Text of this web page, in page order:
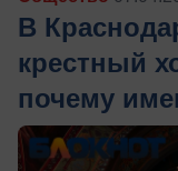
В
крестный
почему